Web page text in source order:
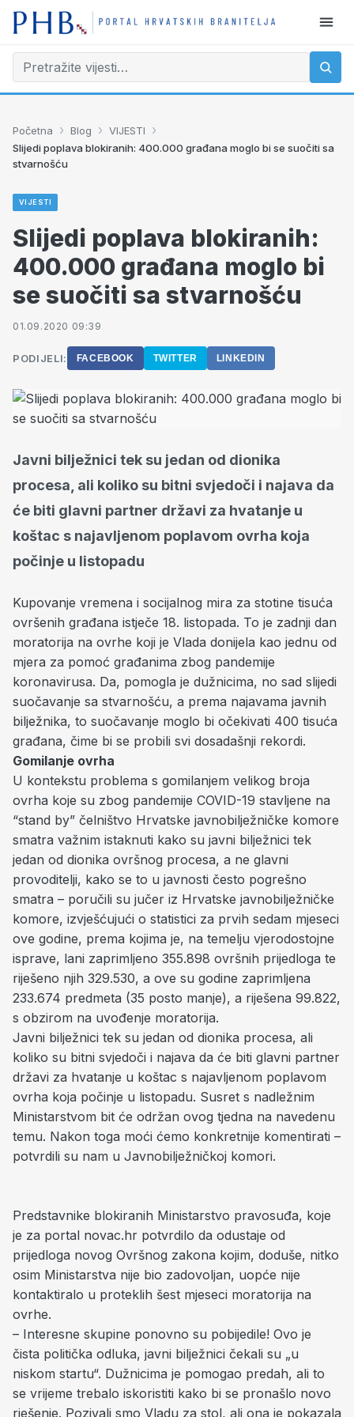
Početna › Blog › VIJESTI ›
Slijedi poplava blokiranih: 400.000 građana moglo bi se suočiti sa
stvarnošću
VIJESTI
Slijedi poplava blokiranih:
400.000 građana moglo bi
se suočiti sa stvarnošću
01.09.2020 09:39
PODIJELI: FACEBOOK TWITTER LINKEDIN
Javni bilježnici tek su jedan od dionika
procesa, ali koliko su bitni svjedoči i najava da
će biti glavni partner državi za hvatanje u
koštac s najavljenom poplavom ovrha koja
počinje u listopadu
Kupovanje vremena i socijalnog mira za stotine tisuća
ovršenih građana istječe 18. listopada. To je zadnji dan
moratorija na ovrhe koji je Vlada donijela kao jednu od
mjera za pomoć građanima zbog pandemije
koronavirusa. Da, pomogla je dužnicima, no sad slijedi
suočavanje sa stvarnošću, a prema najavama javnih
bilježnika, to suočavanje moglo bi očekivati 400 tisuća
građana, čime bi se probili svi dosadašnji rekordi.
Gomilanje ovrha
U kontekstu problema s gomilanjem velikog broja
ovrha koje su zbog pandemije COVID-19 stavljene na
“stand by” čelništvo Hrvatske javnobilježničke komore
smatra važnim istaknuti kako su javni bilježnici tek
jedan od dionika ovršnog procesa, a ne glavni
provoditelji, kako se to u javnosti često pogrešno
smatra – poručili su jučer iz Hrvatske javnobilježničke
komore, izvješćujući o statistici za prvih sedam mjeseci
ove godine, prema kojima je, na temelju vjerodostojne
isprave, lani zaprimljeno 355.898 ovršnih prijedloga te
riješeno njih 329.530, a ove su godine zaprimljena
233.674 predmeta (35 posto manje), a riješena 99.822,
s obzirom na uvođenje moratorija.
Javni bilježnici tek su jedan od dionika procesa, ali
koliko su bitni svjedoči i najava da će biti glavni partner
državi za hvatanje u koštac s najavljenom poplavom
ovrha koja počinje u listopadu. Susret s nadležnim
Ministarstvom bit će održan ovog tjedna na navedenu
temu. Nakon toga moći ćemo konkretnije komentirati –
potvrdili su nam u Javnobilježničkoj komori.
Predstavnike blokiranih Ministarstvo pravosuđa, koje
je za portal novac.hr potvrdilo da odustaje od
prijedloga novog Ovršnog zakona kojim, doduše, nitko
osim Ministarstva nije bio zadovoljan, uopće nije
kontaktiralo u proteklih šest mjeseci moratorija na
ovrhe.
– Interesne skupine ponovno su pobijedile! Ovo je
čista politička odluka, javni bilježnici čekali su „u
niskom startu“. Dužnicima je pomogao predah, ali to
se vrijeme trebalo iskoristiti kako bi se pronašlo novo
rješenje. Pozivali smo Vladu za stol, ali ona je pokazala